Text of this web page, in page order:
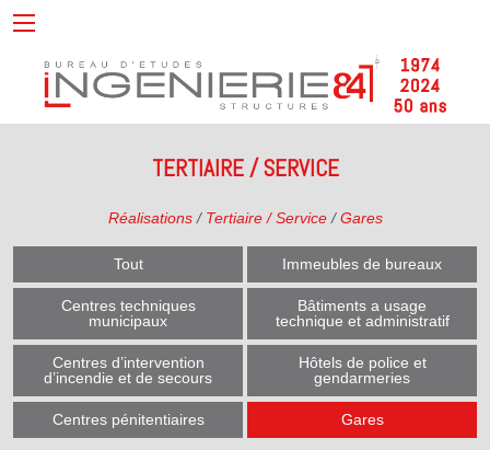
TERTIAIRE / SERVICE
Réalisations/ Tertiaire / Service/Gares
Tout Immeubles de bureaux
Centres techniques
municipaux
Bâtiments a usage
technique et administratif
Centres d’intervention
d’incendie et de secours
Hôtels de police et
gendarmeries
Centres pénitentiaires Gares